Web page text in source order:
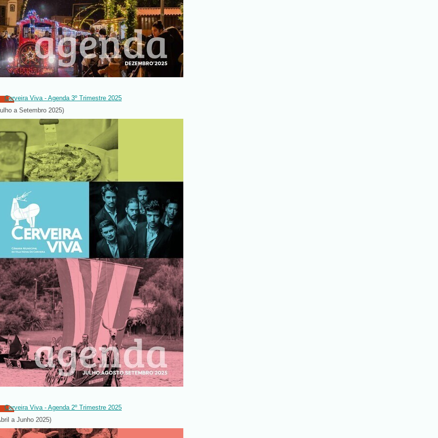
Cerveira Viva - Agenda 3º Trimestre 2025
a Setembro 2025)
Cerveira Viva - Agenda 2º Trimestre 2025
a Junho 2025)